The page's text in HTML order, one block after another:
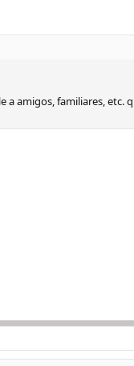
amigos, familiares, etc.